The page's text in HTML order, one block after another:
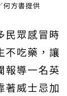
何方書提供
民眾感冒時
不吃藥，讓
報導一名英
著威士忌加